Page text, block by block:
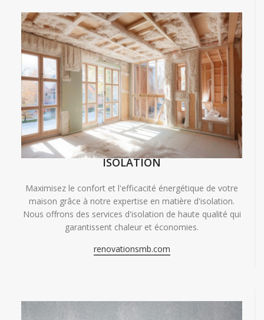
ISOLATION
Maximisez le confort et l'efficacité énergétique de votre
maison grâce à notre expertise en matière d'isolation.
Nous offrons des services d'isolation de haute qualité qui
garantissent chaleur et économies.
renovationsmb.com